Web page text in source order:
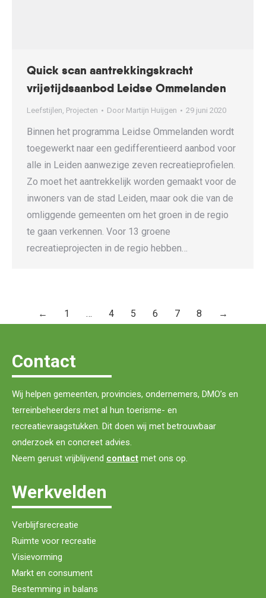
Quick scan aantrekkingskracht
vrijetijdsaanbod Leidse Ommelanden
Leefstijlen, Projecten Door Martijn Huijgen 29 juni 2020
Binnen het programma Leidse Ommelanden wordt
toegewerkt naar een gedifferentieerd aanbod voor
alle in Leiden aanwezige zeven recreatieprofielen.
Zo moet het aantrekkelijk worden gemaakt voor de
inwoners van de stad Leiden, maar ook die van de
omliggende gemeenten om het groen in de regio
te gaan verkennen. Voor 13 groene
recreatieprojecten in de regio hebben…
← 1 … 4 5 6 7 8 →
Contact
Wij helpen gemeenten, provincies, ondernemers, DMO’s en
terreinbeheerders met al hun toerisme- en
recreatievraagstukken. Dit doen wij met betrouwbaar
onderzoek en concreet advies.
Neem gerust vrijblijvend contact met ons op.
Werkvelden
Verblijfsrecreatie
Ruimte voor recreatie
Visievorming
Markt en consument
Bestemming in balans